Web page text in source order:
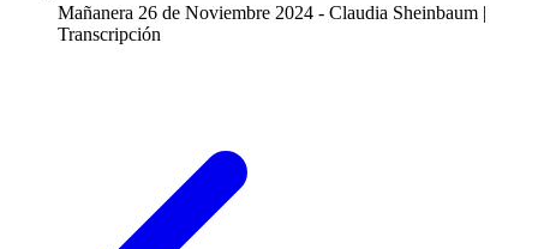
Mañanera 26 de Noviembre 2024 - Claudia Sheinbaum |
Transcripción